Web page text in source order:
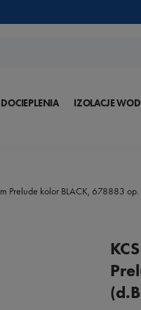
DOCIEPLENIA IZOLACJE
Prelude kolor BLACK, 678883 op.